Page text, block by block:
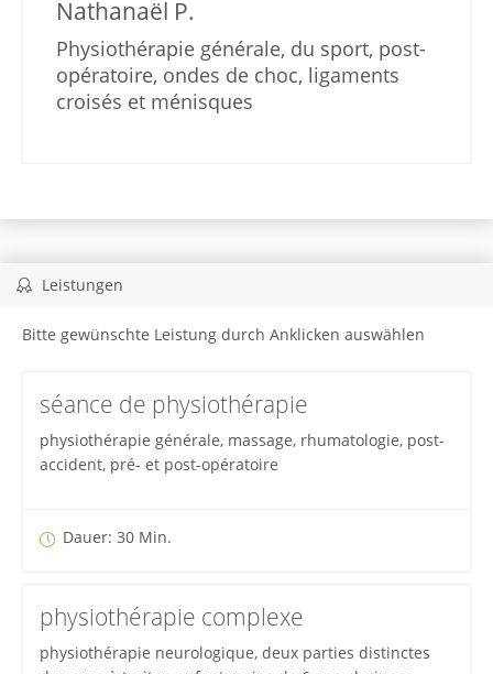
Nathanaël P.
Physiothérapie générale, du sport, post-
opératoire, ondes de choc, ligaments
croisés et ménisques
Leistungen
Bitte gewünschte Leistung durch Anklicken auswählen
séance de physiothérapie
physiothérapie générale, massage, rhumatologie, post-
accident, pré- et post-opératoire
Dauer: 30 Min.
physiothérapie complexe
physiothérapie neurologique, deux parties distinctes